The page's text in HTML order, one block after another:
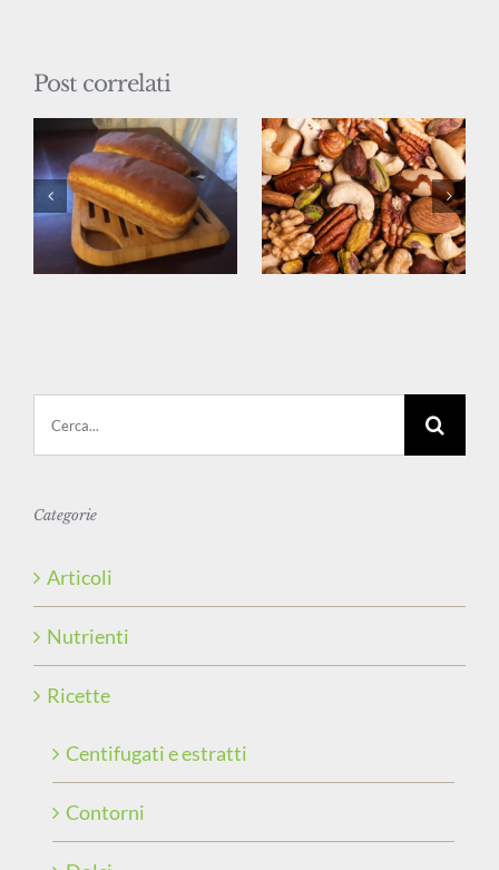
Post correlati
“Parmigiano”
vegetale
Categorie
Articoli
Nutrienti
Ricette
Centifugati e estratti
Contorni